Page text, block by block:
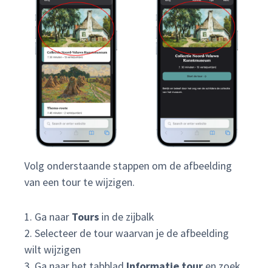
Volg onderstaande stappen om de afbeelding
van een tour te wijzigen.
1. Ga naar Tours in de zijbalk
2. Selecteer de tour waarvan je de afbeelding
wilt wijzigen